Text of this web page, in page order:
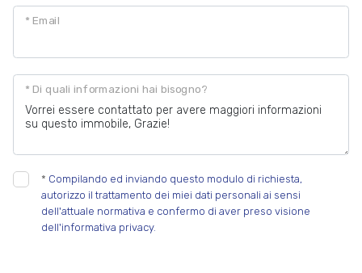
* Email
* Di quali informazioni hai bisogno?
* Compilando ed inviando questo modulo di richiesta,
autorizzo il trattamento dei miei dati personali ai sensi
dell'attuale normativa e confermo di aver preso visione
dell'informativa privacy.